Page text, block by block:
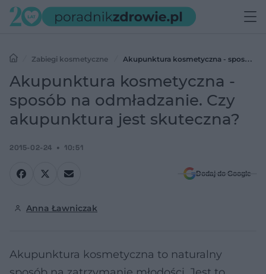
Zabiegi kosmetyczne
Akupunktura kosmetyczna - sposób
na odmładzanie. Czy akupunktura jest skuteczna?
Akupunktura kosmetyczna -
sposób na odmładzanie. Czy
akupunktura jest skuteczna?
2015-02-24 10:51
Dodaj do Google
Anna Ławniczak
Akupunktura kosmetyczna to naturalny